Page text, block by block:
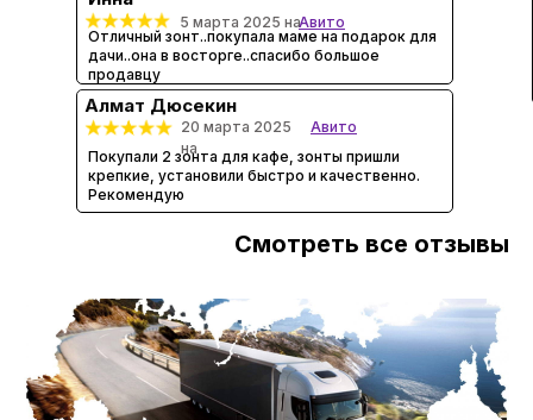
Алмат Дюсекин
20 марта 2025
на
Покупали 2 зонта для кафе, зонты пришли
крепкие, установили быстро и качественно.
Рекомендую
Авито
5 марта 2025 на
Отличный зонт..покупала маме на подарок для
дачи..она в восторге..спасибо большое
продавцу
Авито
Смотреть все отзывы